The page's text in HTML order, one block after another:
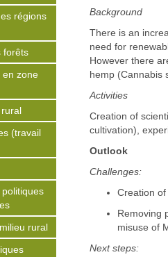
régions
forêts
en zone
(travail
rural
Background
There is an
need for
However there
hemp (Cannabis
Activities
Creation of
cultivation),
Outlook
Challenges:
Creation
Removing
misuse of
Next steps: